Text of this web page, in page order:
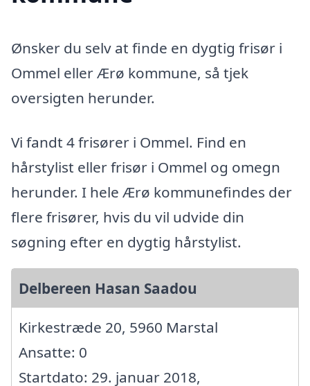
Ønsker du selv at finde en dygtig frisør i
Ommel eller Ærø kommune, så tjek
oversigten herunder.
Vi fandt 4 frisører i Ommel. Find en
hårstylist eller frisør i Ommel og omegn
herunder. I hele Ærø kommunefindes der
flere frisører, hvis du vil udvide din
søgning efter en dygtig hårstylist.
Delbereen Hasan Saadou
Kirkestræde 20, 5960 Marstal
Ansatte: 0
Startdato: 29. januar 2018,